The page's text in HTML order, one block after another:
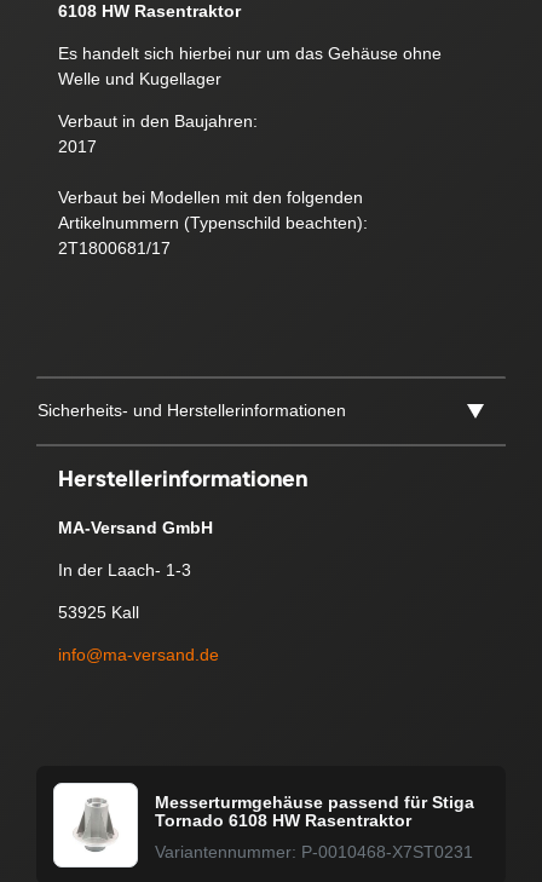
6108 HW Rasentraktor
Es handelt sich hierbei nur um das Gehäuse ohne
Welle und Kugellager
Verbaut in den Baujahren:
2017
Verbaut bei Modellen mit den folgenden
Artikelnummern (Typenschild beachten):
2T1800681/17
Sicherheits- und Herstellerinformationen
Herstellerinformationen
MA-Versand GmbH
In der Laach- 1-3
53925 Kall
info@ma-versand.de
Messerturmgehäuse passend für Stiga
Tornado 6108 HW Rasentraktor
Variantennummer: P-0010468-X7ST0231